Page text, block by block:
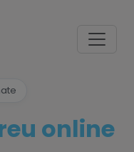
online